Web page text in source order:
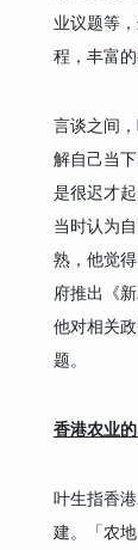
业议题等
程，丰富
言谈之间
解自己当
是很迟才
当时认为
熟，他觉
府推出《
他对相关
题。
香港农业
叶生指香
建。「农